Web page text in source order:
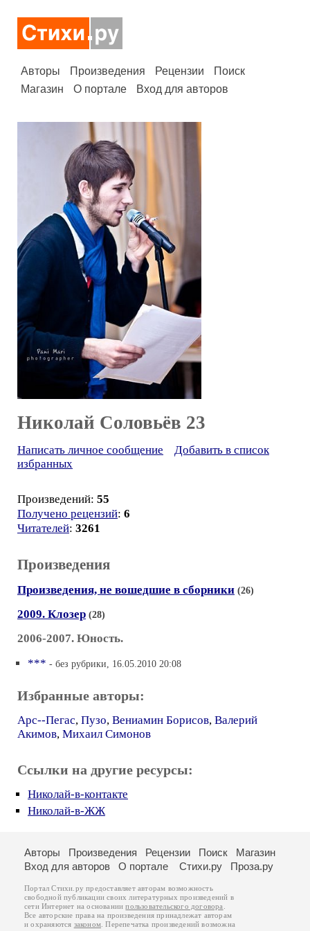
Авторы Произведения Рецензии
Поиск
Магазин
О портале Вход для авторов
Николай Соловьёв 23
Написать личное сообщение
Добавить в список
избранных
Произведений: 55
Получено рецензий: 6
Читателей: 3261
Произведения
Произведения, не вошедшие в сборники (26)
2009. Клозер (28)
2006-2007. Юность.
*** - без рубрики, 16.05.2010 20:08
Избранные авторы:
Арс--Пегас, Пузо, Вениамин Борисов, Валерий
Акимов, Михаил Симонов
Ссылки на другие ресурсы:
Николай-в-контакте
Николай-в-ЖЖ
Авторы Произведения Рецензии Поиск
Магазин
Вход для авторов
О портале Стихи.ру Проза.ру
Портал Стихи.ру предоставляет авторам возможность
свободной публикации своих литературных произведений в
сети Интернет на основаниипользовательского договора
Все авторские права на произведения принадлежат авторам
и охраняются законом . Перепечатка произведений возможна